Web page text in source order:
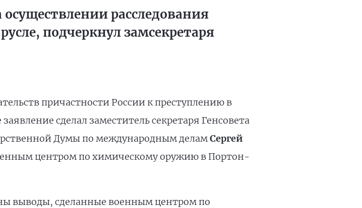
расследования
подчеркнул замсекретаря
причастности России к преступлению в
заявление сделал заместитель секретаря Генсовета
Думы по международным деламСергей
центром по химическому оружию в Портон-
выводы, сделанные военным центром по